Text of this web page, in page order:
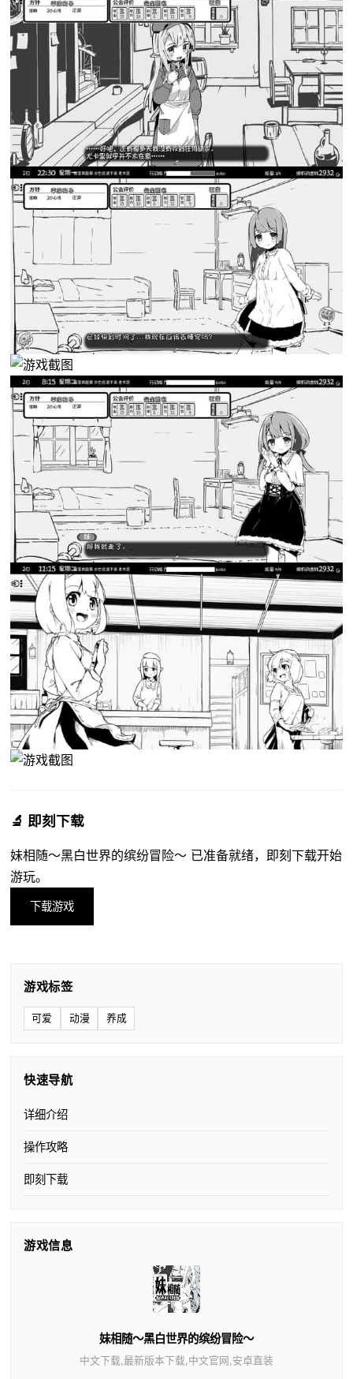
🔬 即刻下载
妹相随～黑白世界的缤纷冒险～ 已准备就绪，即刻下载开始
游玩。
下载游戏
游戏标签
可爱 动漫 养成
快速导航
详细介绍
操作攻略
即刻下载
游戏信息
妹相随～黑白世界的缤纷冒险～
中文下载,最新版本下载,中文官网,安卓直装